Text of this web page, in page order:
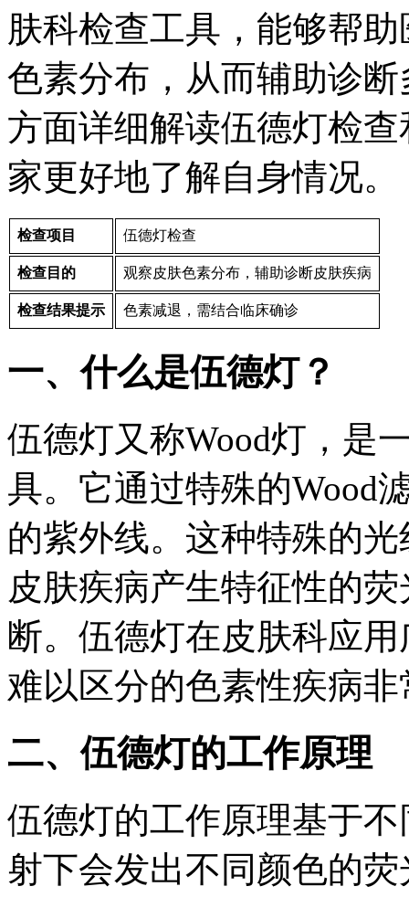
肤科检查工具，能够帮
色素分布，从而辅助诊
方面详细解读伍德灯检
家更好地了解自身情况。
检查项目 伍德灯检查
检查目的 观察皮肤色素分布，辅助诊断皮肤疾病
检查结果提示 色素减退，需结合临床确诊
一、什么是伍德灯？
伍德灯又称Wood灯，是
具。它通过特殊的Wood
的紫外线。这种特殊的
皮肤疾病产生特征性的
断。伍德灯在皮肤科应
难以区分的色素性疾病
二、伍德灯的工作原理
伍德灯的工作原理基于
射下会发出不同颜色的